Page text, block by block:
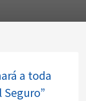
a toda
Seguro”